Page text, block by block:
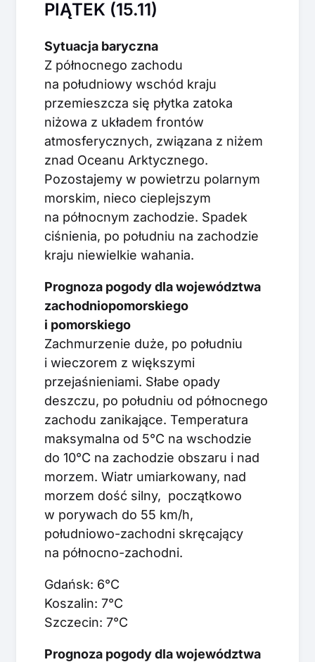
PIĄTEK (15.11)
Sytuacja baryczna
Z północnego zachodu
na południowy wschód kraju
przemieszcza się płytka zatoka
niżowa z układem frontów
atmosferycznych, związana z niżem
znad Oceanu Arktycznego.
Pozostajemy w powietrzu polarnym
morskim, nieco cieplejszym
na północnym zachodzie. Spadek
ciśnienia, po południu na zachodzie
kraju niewielkie wahania.
Prognoza pogody dla województwa
zachodniopomorskiego
i pomorskiego
Zachmurzenie duże, po południu
i wieczorem z większymi
przejaśnieniami. Słabe opady
deszczu, po południu od północnego
zachodu zanikające. Temperatura
maksymalna od 5°C na wschodzie
do 10°C na zachodzie obszaru i nad
morzem. Wiatr umiarkowany, nad
morzem dość silny, początkowo
w porywach do 55 km/h,
południowo-zachodni skręcający
na północno-zachodni.
Gdańsk: 6°C
Koszalin: 7°C
Szczecin: 7°C
Prognoza pogody dla województwa